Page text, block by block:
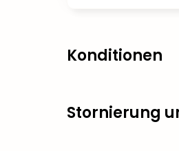
Konditionen
Stornierung